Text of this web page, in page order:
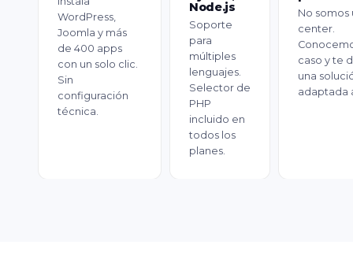
WordPress,
Joomla y más
de 400 apps
con un solo clic.
Sin
configuración
técnica.
Node.js
Soporte
para
múltiples
lenguajes.
Selector de
PHP
incluido en
todos los
planes.
No somos
center.
caso y te
una
adaptada